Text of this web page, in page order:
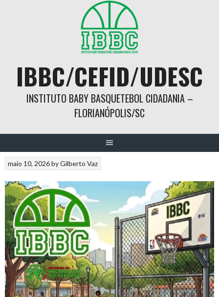
IBBC/CEFID/UDESC
INSTITUTO BABY BASQUETEBOL CIDADANIA –
FLORIANÓPOLIS/SC
maio 10, 2026byGilberto Vaz